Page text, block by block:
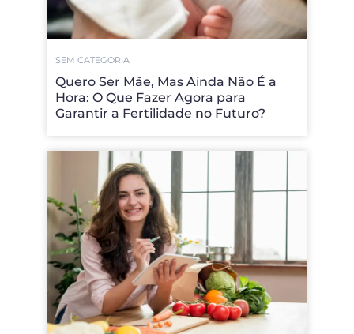
SEM CATEGORIA
Quero Ser Mãe, Mas Ainda Não É a
Hora: O Que Fazer Agora para
Garantir a Fertilidade no Futuro?